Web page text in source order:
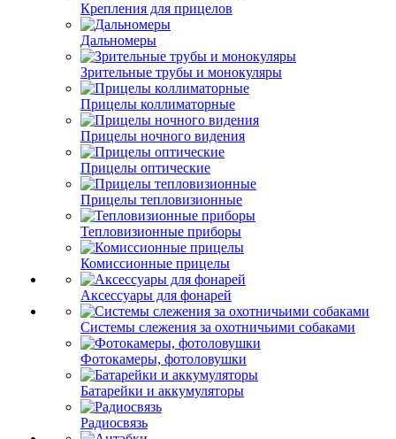
Крепления для прицелов
Дальномеры
Зрительные трубы и монокуляры
Прицелы коллиматорные
Прицелы ночного видения
Прицелы оптические
Прицелы тепловизионные
Тепловизионные приборы
Комиссионные прицелы
Аксессуары для фонарей
Системы слежения за охотничьими собаками
Фотокамеры, фотоловушки
Батарейки и аккумуляторы
Радиосвязь